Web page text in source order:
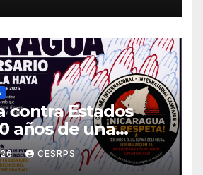
contra Estados
años de una
histórica que sigue
justicia
CESRPS